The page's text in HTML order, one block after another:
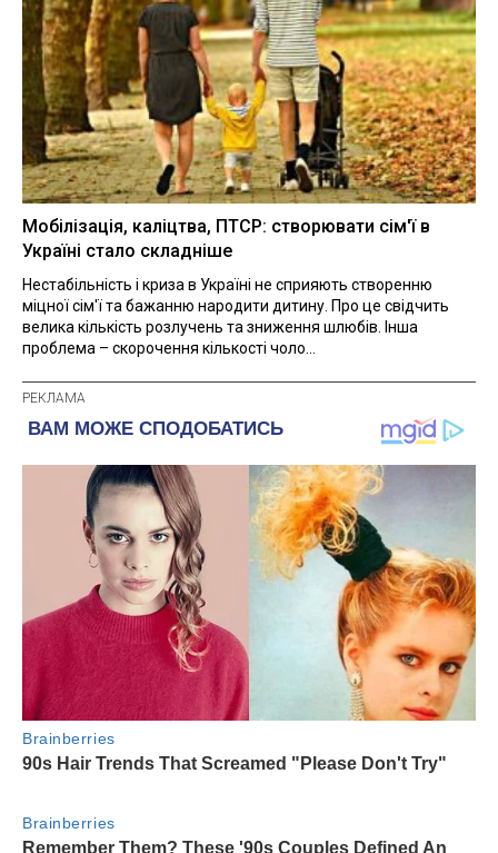
Мобілізація, каліцтва, ПТСР: створювати сім'ї в
Україні стало складніше
Нестабільність і криза в Україні не сприяють створенню
міцної сім'ї та бажанню народити дитину. Про це свідчить
велика кількість розлучень та зниження шлюбів. Інша
проблема – скорочення кількості чоло...